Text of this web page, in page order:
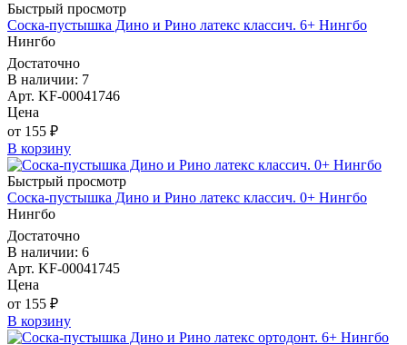
Быстрый просмотр
Соска-пустышка Дино и Рино латекс классич. 6+ Нингбо
Нингбо
Достаточно
В наличии: 7
Арт. KF-00041746
Цена
от 155 ₽
В корзину
Быстрый просмотр
Соска-пустышка Дино и Рино латекс классич. 0+ Нингбо
Нингбо
Достаточно
В наличии: 6
Арт. KF-00041745
Цена
от 155 ₽
В корзину